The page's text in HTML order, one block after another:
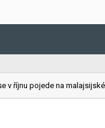
pojede na malajsijském